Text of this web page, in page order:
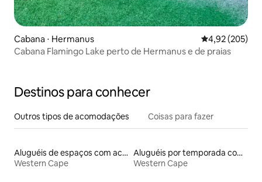
Cabana ⋅ Hermanus 4,92 de uma
4,92 (205)
Cabana Flamingo Lake perto de Hermanus e de praias
Destinos para conhecer
Outros tipos de acomodações Coisas para fazer
Aluguéis de espaços com acesso direto a pistas de esqui
Western Cape
Aluguéis por temporada com banheira de hidromassagem
Western Cape